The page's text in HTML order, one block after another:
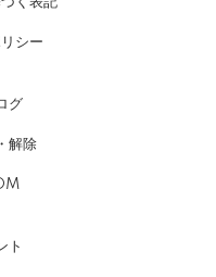
シー
グ
解除
ト